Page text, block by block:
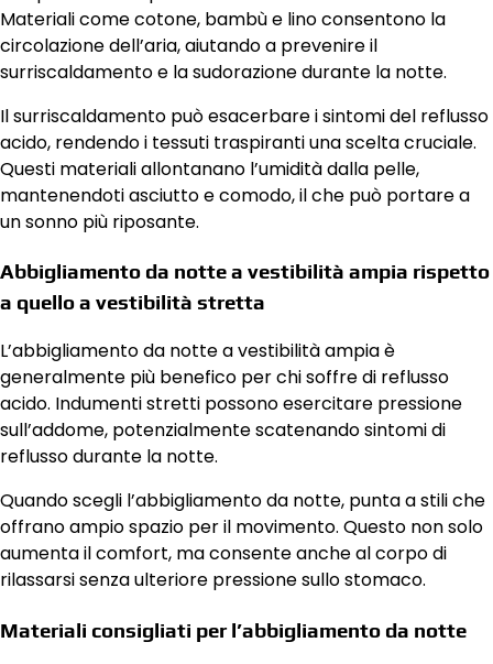
Materiali come cotone, bambù e lino consentono la
circolazione dell’aria, aiutando a prevenire il
surriscaldamento e la sudorazione durante la notte.
Il surriscaldamento può esacerbare i sintomi del reflusso
acido, rendendo i tessuti traspiranti una scelta cruciale.
Questi materiali allontanano l’umidità dalla pelle,
mantenendoti asciutto e comodo, il che può portare a
un sonno più riposante.
Abbigliamento da notte a vestibilità ampia rispetto
a quello a vestibilità stretta
L’abbigliamento da notte a vestibilità ampia è
generalmente più benefico per chi soffre di reflusso
acido. Indumenti stretti possono esercitare pressione
sull’addome, potenzialmente scatenando sintomi di
reflusso durante la notte.
Quando scegli l’abbigliamento da notte, punta a stili che
offrano ampio spazio per il movimento. Questo non solo
aumenta il comfort, ma consente anche al corpo di
rilassarsi senza ulteriore pressione sullo stomaco.
Materiali consigliati per l’abbigliamento da notte